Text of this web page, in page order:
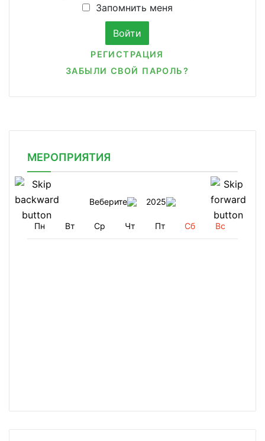
Запомнить меня
РЕГИСТРАЦИЯ
ЗАБЫЛИ СВОЙ ПАРОЛЬ?
МЕРОПРИЯТИЯ
Веберите 2025
Пн Вт Ср Чт Пт Сб Вс